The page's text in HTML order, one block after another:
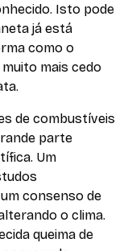
Isto pode
já está
como o
mais cedo
de combustíveis
parte
Um
consenso de
o clima.
queima de